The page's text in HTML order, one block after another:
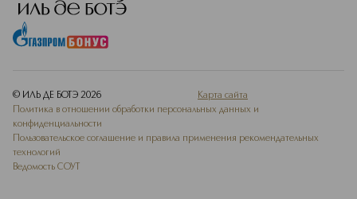
© ИЛЬ ДЕ БОТЭ 2026
Карта сайта
Политика в отношении обработки персональных данных и
конфиденциальности
Пользовательское соглашение и правила применения рекомендательных
технологий
Ведомость СОУТ